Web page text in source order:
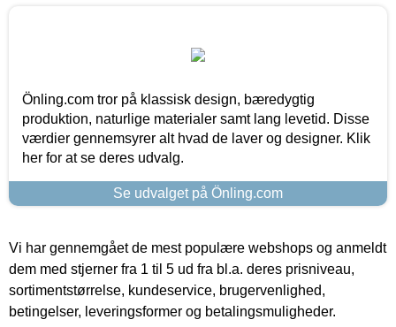
Önling.com tror på klassisk design, bæredygtig
produktion, naturlige materialer samt lang levetid. Disse
værdier gennemsyrer alt hvad de laver og designer. Klik
her for at se deres udvalg.
Se udvalget på Önling.com
Vi har gennemgået de mest populære webshops og anmeldt
dem med stjerner fra 1 til 5 ud fra bl.a. deres prisniveau,
sortimentstørrelse, kundeservice, brugervenlighed,
betingelser, leveringsformer og betalingsmuligheder.